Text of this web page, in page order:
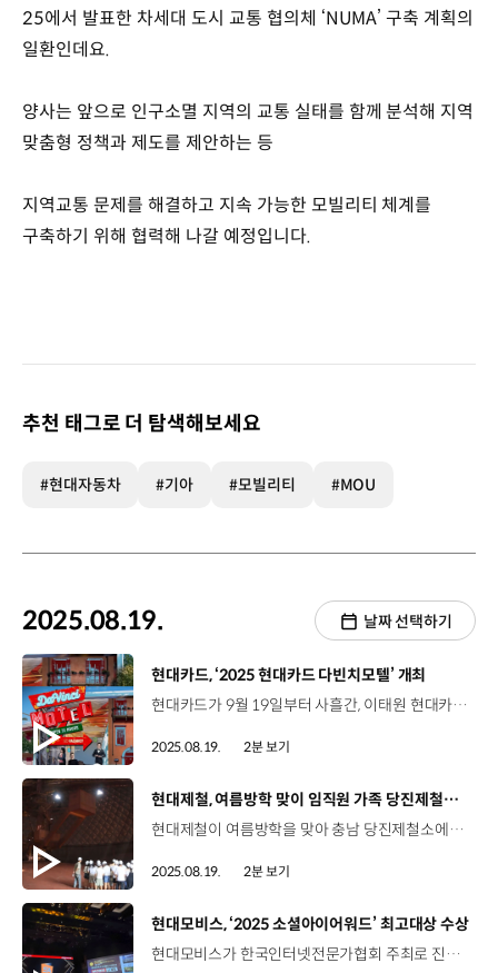
25에서 발표한 차세대 도시 교통 협의체 ‘NUMA’ 구축 계획의
일환인데요.
양사는 앞으로 인구소멸 지역의 교통 실태를 함께 분석해 지역
맞춤형 정책과 제도를 제안하는 등
지역교통 문제를 해결하고 지속 가능한 모빌리티 체계를
구축하기 위해 협력해 나갈 예정입니다.
추천 태그로 더 탐색해보세요
#현대자동차 #기아 #모빌리티 #MOU
2025.08.19. 날짜 선택하기
[동영상]
현대카드, ‘2025 현대카드 다빈치모텔’ 개최
현대카드가 9월 19일부터 사흘간, 이태원 현대카드 구역 일대에서 ‘2025 현대카드 다빈치모텔’을 개최합니다. 다빈치모텔은 토크·공연·전시·버스킹과 같은 다채로운 프로그램을 통해, 예술·학문·경영·기술 등 각 분야의 독보적인 아이콘들을 만날 수 있는 현대카드의 문화 융복합 페스티벌인데요. 올해로 5회를 맞이하며 아트, 패션, 미스터리, 코미디, 뷰티 등 장르의 스펙트럼을 넓혀 총 39개 팀을 선별하고, K팝을 대표하는 아티스트와 강력한 글로벌 라인업, 대폭 강화된 아카데믹 콘텐츠 등을 마련했습니다. 특히, 올해 다빈치모텔은 1인당 예매수량을 늘리고, 이태원 전역의 스트리트 매장과 협업하는 등 ‘누구나 즐길 수 있는 축제’로서 지식과 감성의 경계를 넘나드는 경험을 제공할 예정입니다.
2025.08.19. 2분 보기
[동영상]
현대제철, 여름방학 맞이 임직원 가족 당진제철소 초청 견학
현대제철이 여름방학을 맞아 충남 당진제철소에서 임직원 가족 초청 견학 행사를 진행했습니다. 이번 행사는 임직원 가족들의 철강 산업에 대한 이해를 돕고, 현대제철 일원으로서 자긍심과 소속감을 강화하기 위해 마련됐는데요. 7월 29일부터 3주간 6차수에 걸쳐 총 480명이 참여했습니다. 당진제철소를 방문한 가족들은 새로 단장한 홍보관을 둘러보고, 부두, 철광석 저장 시설, 고로 공장과 압연공정 등 철강 생산 핵심 설비도 살펴봤습니다. 윤수빈 / 현대제철 윤태영 주임 자녀책으로만 보던 과정을 실제로 볼 수 있어서 신기했습니다. 앞으로도 이런 기회가 또 있었으면 좋겠습니다. 윤태영 주임 / 현대제철 당진제철소 시험검정팀아빠 회사 견학 프로그램에서 느낀게 있었으면 좋겠고, 앞으로도 지금처럼 튼튼하게 자랐으면 좋겠어. 현대제철은 앞으로도 매년 가족 초청 행사를 개최해 임직원과 가족이 공감할 수 있는 기회를 지속 확대할 계획입니다.
2025.08.19. 2분 보기
[동영상]
현대모비스, ‘2025 소셜아이어워드’ 최고대상 수상
현대모비스가 한국인터넷전문가협회 주최로 진행된 ‘2025 소셜아이어워드’에서 2관왕을 차지하며 디지털 커뮤니케이션 역량을 다시 한번 입증했습니다. 지난달 24일, 서울 양재 엘타워 그랜드홀에서 열린 소셜아이어워드는 SNS 플랫폼을 활용한 혁신 사례 중 가장 혁신적이고 모범적인 서비스를 선정해 시상하는 국내 최고 권위의 시상식인데요. 현대모비스의 ‘모비스라이브’는 자체 제작한 영상, 블로그, 뉴스레터 등의 다양한 콘텐츠로 일반인의 접근성과 이해도를 높여 블로그 분야 ‘최고대상’의 영예를 안았고, 현대모비스의 인스타그램은 전문성은 유지하면서도, 3D 애니메이션과 릴스처럼 젊은 구독자가 선호하는 유연한 전달 방식을 채택해 대기업 분야 ‘대상’을 수상했습니다.